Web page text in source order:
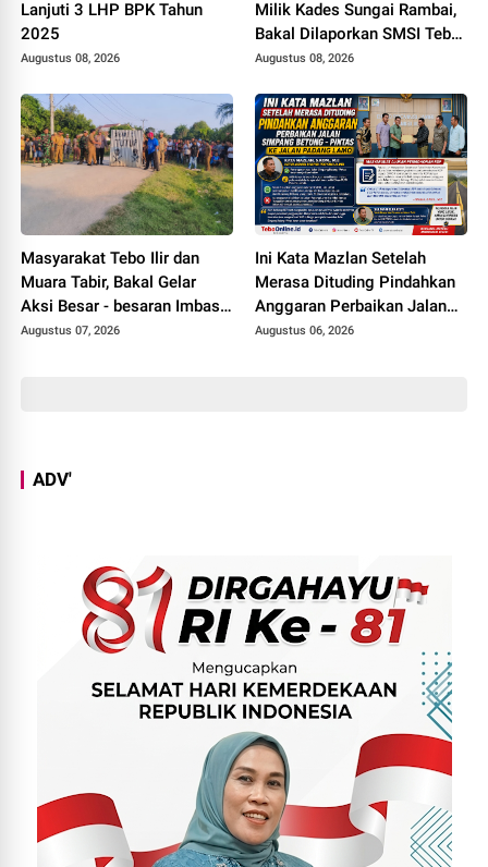
Lanjuti 3 LHP BPK Tahun
2025
Augustus 08, 2026
Milik Kades Sungai Rambai,
Bakal Dilaporkan SMSI Tebo
ke Polisi Terkait UU ITE
Augustus 08, 2026
Masyarakat Tebo Ilir dan
Muara Tabir, Bakal Gelar
Aksi Besar - besaran Imbas
Jalan Simpang Betung -
Augustus 07, 2026
Ini Kata Mazlan Setelah
Merasa Dituding Pindahkan
Anggaran Perbaikan Jalan
Simpang Betung - Pintas ke
Augustus 06, 2026
ADV'